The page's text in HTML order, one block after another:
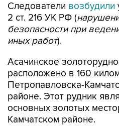
Следователи возбудили
2 ст. 216 УК РФ (
безопасности при
иных работ).
Асачинское
расположено в 160
Петропавловска-
районе. Этот рудник
основных золотых
Камчатском районе.